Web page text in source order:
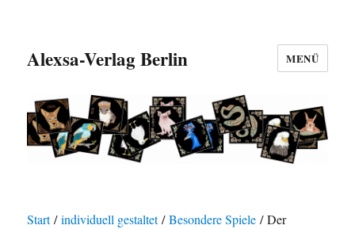
Alexsa-Verlag Berlin MENÜ
Start/individuell gestaltet/Besondere Spiele / Der